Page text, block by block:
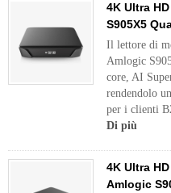
4K Ultra
S905X5
Il lettore di
Amlogic
core, AI
rendendolo
per i clienti
Di più
4K Ultra
Amlogic